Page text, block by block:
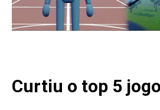
Curtiu o top 5